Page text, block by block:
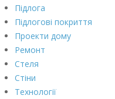
Підлога
Підлогові покриття
Проекти дому
Ремонт
Стеля
Стіни
Технології